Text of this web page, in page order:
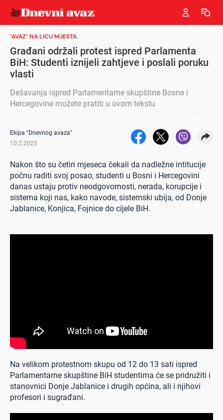
"AVAZ" NA LICU MJESTA
Građani održali protest ispred Parlamenta
BiH: Studenti iznijeli zahtjeve i poslali poruku
vlasti
Dešavanja ispred Parlamentarne skupštine Bosne i
Hercegovine možete pratiti u ovom tekstu
Ekipa "Dnevnog avaza"
10.2.2025
Nakon što su četiri mjeseca čekali da nadležne intitucije
počnu raditi svoj posao, studenti u Bosni i Hercegovini
danas ustaju protiv neodgovornosti, nerada, korupcije i
sistema koji nas, kako navode, sistemski ubija, od Donje
Jablanice, Konjica, Fojnice do cijele BiH.
Na velikom protestnom skupu od 12 do 13 sati ispred
Parlamentarne skupštine BiH studentima će se pridružiti i
stanovnici Donje Jablanice i drugih općina, ali i njihovi
profesori i sugrađani.